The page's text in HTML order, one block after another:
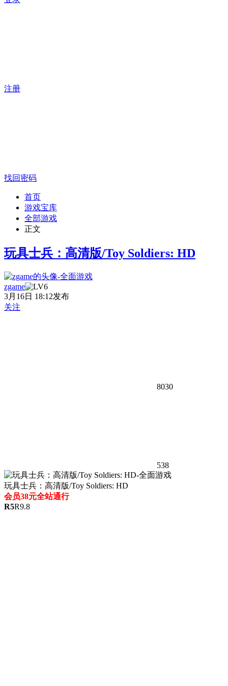
注册
找回密码
首页
游戏宝库
全部游戏
正文
玩具士兵：高清版/Toy Soldiers: HD
zgame
3月16日 18:12发布
关注
8030
538
玩具士兵：高清版/Toy Soldiers: HD
会员38元全站通行
R5R9.8